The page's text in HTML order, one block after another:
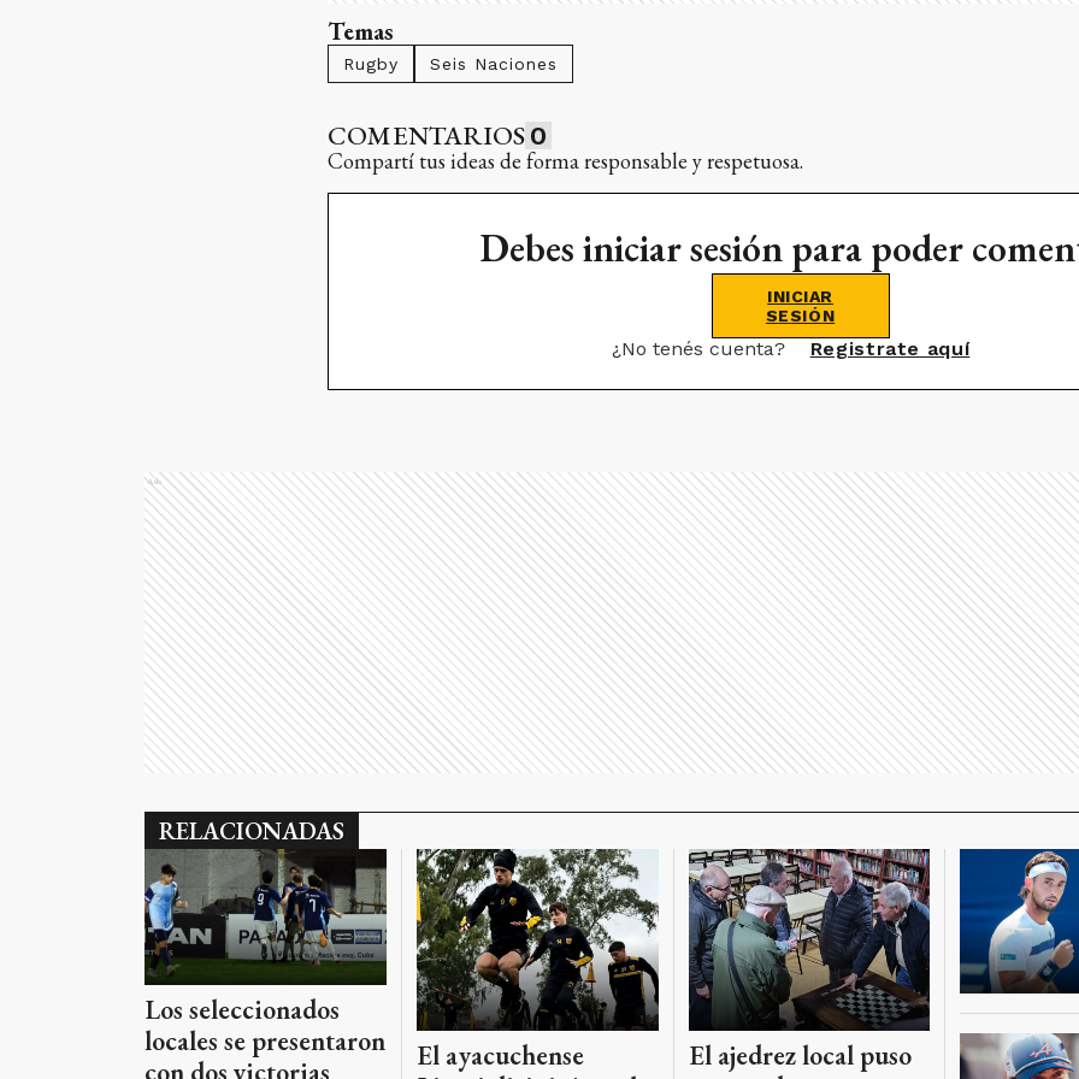
Temas
Rugby Seis Naciones
COMENTARIOS 0
Compartí tus ideas de forma responsable y respetuosa.
Debes iniciar sesión para poder
INICIAR
SESIÓN
¿No tenés cuenta? Registrate aquí
Ads
RELACIONADAS
Los seleccionados
locales se presentaron
El ayacuchense
El ajedrez local puso